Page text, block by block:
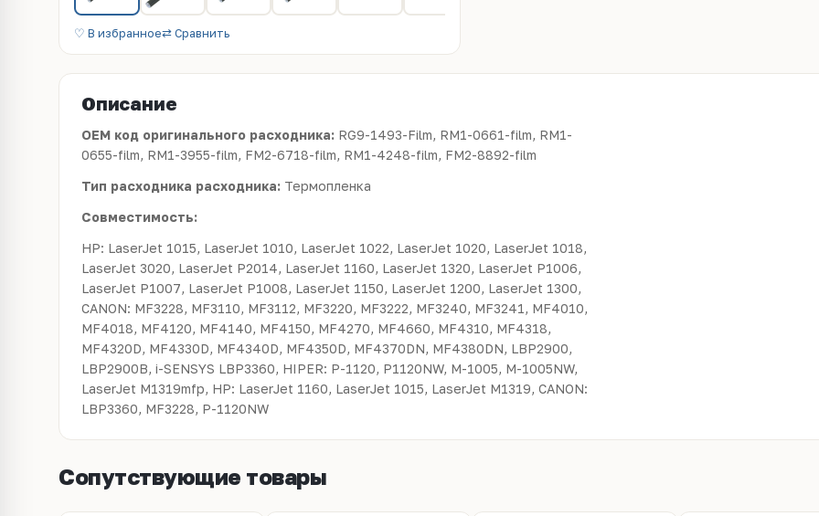
♡ В избранное⇄ Сравнить
Описание
OEM код оригинального расходника: RG9-1493-Film, RM1-0661-film, RM1-
0655-film, RM1-3955-film, FM2-6718-film, RM1-4248-film, FM2-8892-film
Тип расходника расходника: Термопленка
Совместимость:
HP: LaserJet 1015, LaserJet 1010, LaserJet 1022, LaserJet 1020, LaserJet 1018,
LaserJet 3020, LaserJet P2014, LaserJet 1160, LaserJet 1320, LaserJet P1006,
LaserJet P1007, LaserJet P1008, LaserJet 1150, LaserJet 1200, LaserJet 1300,
CANON: MF3228, MF3110, MF3112, MF3220, MF3222, MF3240, MF3241, MF4010,
MF4018, MF4120, MF4140, MF4150, MF4270, MF4660, MF4310, MF4318,
MF4320D, MF4330D, MF4340D, MF4350D, MF4370DN, MF4380DN, LBP2900,
LBP2900B, i-SENSYS LBP3360, HIPER: P-1120, P1120NW, M-1005, M-1005NW,
LaserJet M1319mfp, HP: LaserJet 1160, LaserJet 1015, LaserJet M1319, CANON:
LBP3360, MF3228, P-1120NW
Сопутствующие товары